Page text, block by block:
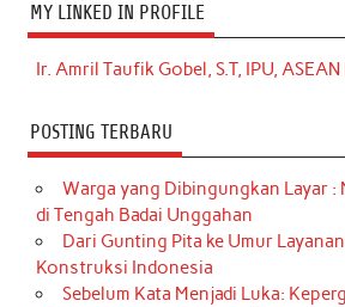
MY LINKED IN PROFILE
Ir. Amril Taufik Gobel, S.T, IPU, ASEAN
POSTING TERBARU
Warga yang Dibingungkan Layar :
di Tengah Badai Unggahan
Dari Gunting Pita ke Umur
Konstruksi Indonesia
Sebelum Kata Menjadi Luka: